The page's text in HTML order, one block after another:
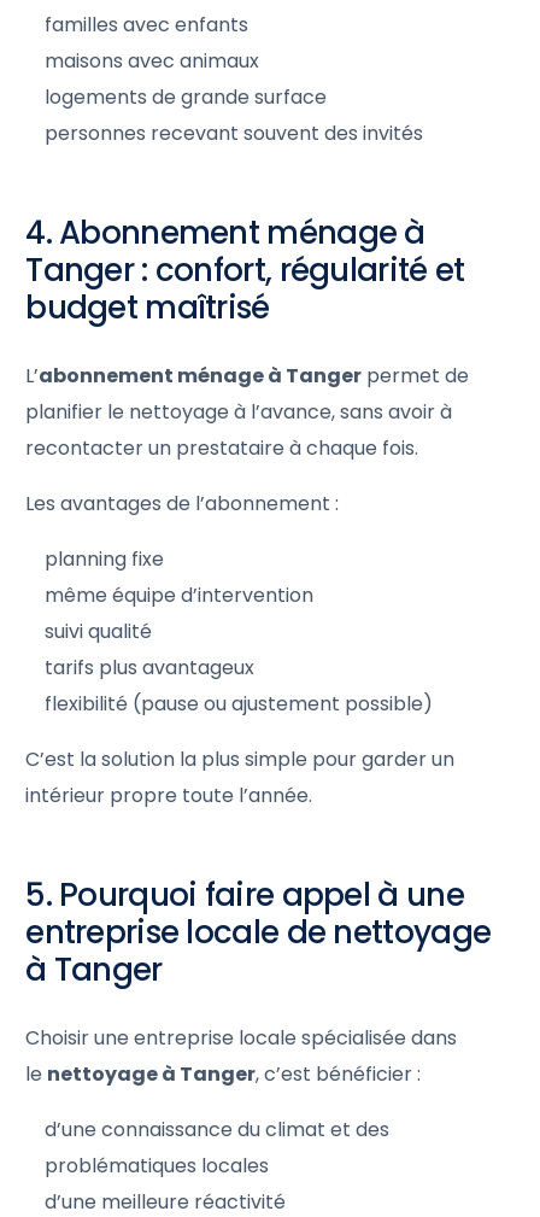
familles avec enfants
maisons avec animaux
logements de grande surface
personnes recevant souvent des invités
4. Abonnement ménage à
Tanger : confort, régularité et
budget maîtrisé
L’abonnement ménage à Tanger permet de
planifier le nettoyage à l’avance, sans avoir à
recontacter un prestataire à chaque fois.
Les avantages de l’abonnement :
planning fixe
même équipe d’intervention
suivi qualité
tarifs plus avantageux
flexibilité (pause ou ajustement possible)
C’est la solution la plus simple pour garder un
intérieur propre toute l’année.
5. Pourquoi faire appel à une
entreprise locale de nettoyage
à Tanger
Choisir une entreprise locale spécialisée dans
le nettoyage à Tanger, c’est bénéficier :
d’une connaissance du climat et des
problématiques locales
d’une meilleure réactivité